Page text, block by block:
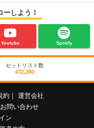
しよう！
Youtube Spotify
セットリスト数
472,280
約 ｜ 運営会社
お問い合わせ
ン